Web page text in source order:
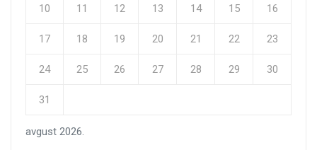
avgust 2026.
10 11 12 13 14 15 16
17 18 19 20 21 22 23
24 25 26 27 28 29 30
31